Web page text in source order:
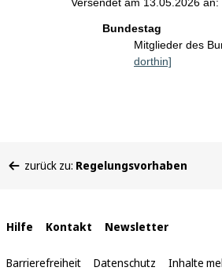
Bundestag
Mitglieder des
dorthin]
befinden
zurück zu: Regelungsvorhaben
Interne
Links
Hilfe Kontakt Newsletter
Barrierefreiheit Datenschutz Inhalte